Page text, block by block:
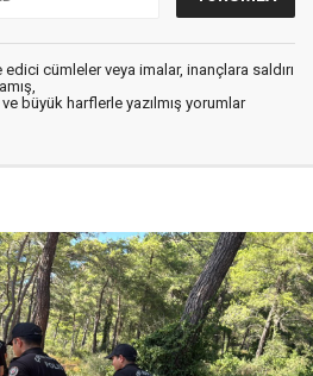
cümleler veya imalar, inançlara saldırı
büyük harflerle yazılmış yorumlar